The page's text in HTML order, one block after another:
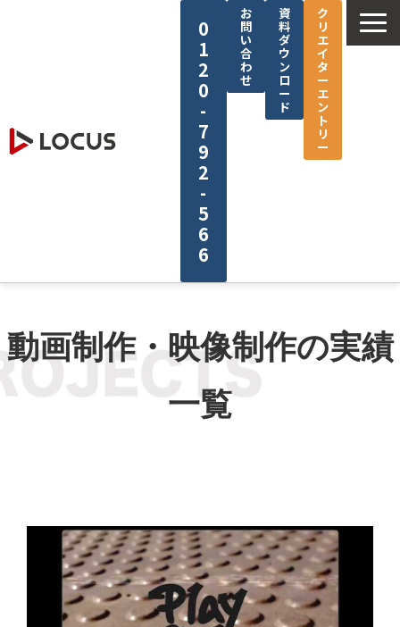
0
1
2
0
-
7
9
2
-
5
6
6
お
問
い
合
わ
せ
資
料
ダ
ウ
ン
ロ
ー
ド
ク
リ
エ
イ
タ
ー
エ
ン
ト
リ
ー
サービス
制作実績
セミナー
動画制作・映像制作の実績
一覧